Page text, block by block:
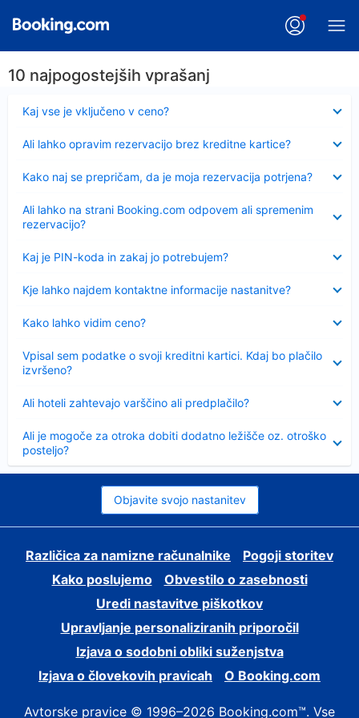
10 najpogostejših vprašanj
Kaj vse je vključeno v ceno?
Ali lahko opravim rezervacijo brez kreditne kartice?
Kako naj se prepričam, da je moja rezervacija potrjena?
Ali lahko na strani Booking.com odpovem ali spremenim
rezervacijo?
Kaj je PIN-koda in zakaj jo potrebujem?
Kje lahko najdem kontaktne informacije nastanitve?
Kako lahko vidim ceno?
Vpisal sem podatke o svoji kreditni kartici. Kdaj bo plačilo
izvršeno?
Ali hoteli zahtevajo varščino ali predplačilo?
Ali je mogoče za otroka dobiti dodatno ležišče oz. otroško
posteljo?
Objavite svojo nastanitev
Različica za namizne računalnike
Pogoji storitev
Kako poslujemo
Obvestilo o zasebnosti
Uredi nastavitve piškotkov
Upravljanje personaliziranih priporočil
Izjava o sodobni obliki suženjstva
Izjava o človekovih pravicah
O Booking.com
Avtorske pravice © 1996–2026 Booking.com™. Vse